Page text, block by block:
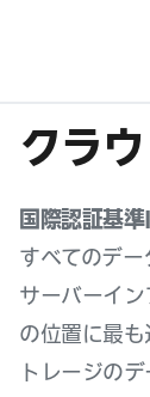
クラ
国際認証基
すべてのデ
サーバーイ
の位置に最も
トレージの